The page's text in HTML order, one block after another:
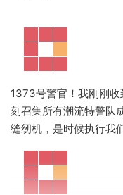
1373号警官！我刚刚收
刻召集所有潮流特警队
缝纫机，是时候执行我